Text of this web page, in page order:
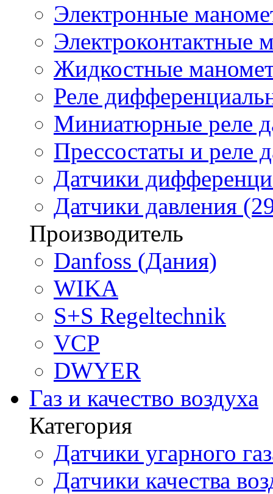
Электронные
Электроконтактные
Жидкостные
Реле
Миниатюрные реле
Прессостаты и реле
Датчики
Датчики давления
Производитель
Danfoss (Дания)
WIKA
S+S Regeltechnik
VCP
DWYER
Газ и качество воздуха
Категория
Датчики угарного
Датчики качества